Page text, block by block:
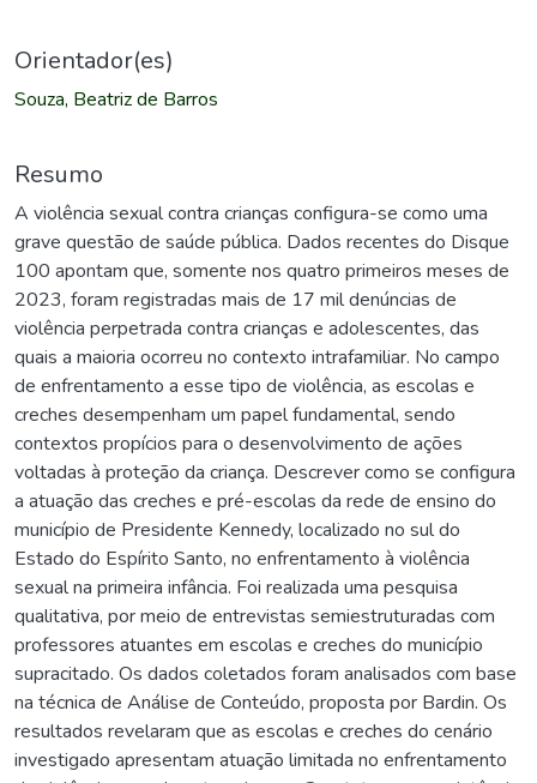
Orientador(es)
Souza, Beatriz de Barros
Resumo
A violência sexual contra crianças configura-se como uma
grave questão de saúde pública. Dados recentes do Disque
100 apontam que, somente nos quatro primeiros meses de
2023, foram registradas mais de 17 mil denúncias de
violência perpetrada contra crianças e adolescentes, das
quais a maioria ocorreu no contexto intrafamiliar. No campo
de enfrentamento a esse tipo de violência, as escolas e
creches desempenham um papel fundamental, sendo
contextos propícios para o desenvolvimento de ações
voltadas à proteção da criança. Descrever como se configura
a atuação das creches e pré-escolas da rede de ensino do
município de Presidente Kennedy, localizado no sul do
Estado do Espírito Santo, no enfrentamento à violência
sexual na primeira infância. Foi realizada uma pesquisa
qualitativa, por meio de entrevistas semiestruturadas com
professores atuantes em escolas e creches do município
supracitado. Os dados coletados foram analisados com base
na técnica de Análise de Conteúdo, proposta por Bardin. Os
resultados revelaram que as escolas e creches do cenário
investigado apresentam atuação limitada no enfrentamento